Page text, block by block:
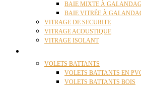
BAIE MIXTE À
BAIE VITRÉE À
VITRAGE DE SECURITE
VITRAGE ACOUSTIQUE
VITRAGE ISOLANT
VOLETS BATTANTS
VOLETS BATTANTS EN
VOLETS BATTANTS BOIS